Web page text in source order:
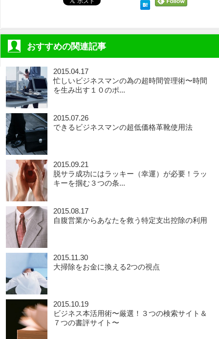
おすすめの関連記事
2015.04.17
忙しいビジネスマンの為の超時間管理術〜時間
を生み出す１０のポ...
2015.07.26
できるビジネスマンの超低価格革靴使用法
2015.09.21
脱サラ成功にはラッキー（幸運）が必要！ラッ
キーを掴む３つの条...
2015.08.17
自腹営業からあなたを救う特定支出控除の利用
2015.11.30
大掃除をお金に換える2つの視点
2015.10.19
ビジネス本活用術〜厳選！３つの検索サイト＆
７つの書評サイト〜